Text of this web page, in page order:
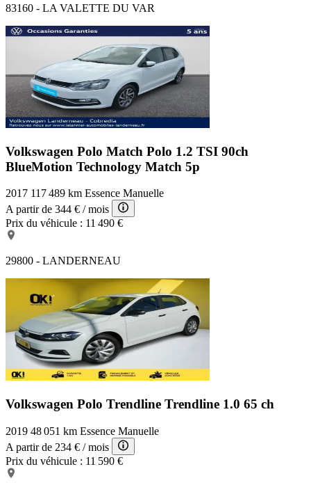
83160 - LA VALETTE DU VAR
Volkswagen Polo Match Polo 1.2 TSI 90ch
BlueMotion Technology Match 5p
2017 117 489 km Essence Manuelle
A partir de 344 € / mois
Prix du véhicule : 11 490 €
29800 - LANDERNEAU
Volkswagen Polo Trendline Trendline 1.0 65 ch
2019 48 051 km Essence Manuelle
A partir de 234 € / mois
Prix du véhicule : 11 590 €